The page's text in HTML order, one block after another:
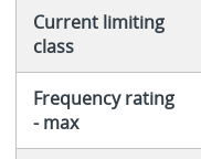
Current limiting
class
Frequency rating
- max